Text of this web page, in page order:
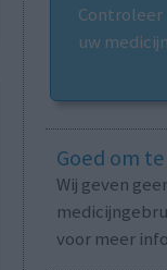
Controleer
uw
Goed om
Wij geven
voor meer